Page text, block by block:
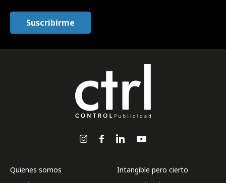
Quienes somos
Intangible pero cierto